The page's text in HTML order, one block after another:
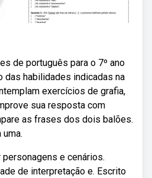
de português para o 7º ano
das habilidades indicadas na
exercícios de grafia,
sua resposta com
as frases dos dois balões.
e cenários.
de interpretação e. Escrito